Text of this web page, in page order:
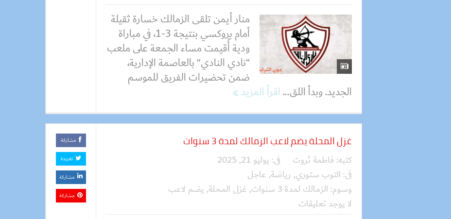
منار أيمن تلقى الزمالك خسارة ثقيلة
أمام بروكسي بنتيجة 3-1، في مباراة
ودية أُقيمت مساء الجمعة على ملعب
“نادي النادي” بالعاصمة الإدارية،
ضمن تحضيرات الفريق للموسم
الجديد. وبدأ اللق...اقرأ المزيد
غزل المحلة يضم لاعب الزمالك لمدة 3 سنوات
كتبه: فاطمة ثروت فى: يوليو 21, 2025
فى: التوب ستوري, رياضة, عاجل
وسوم: الزمالك لمدة 3 سنوات , غزل المحلة, يضم لاعب
لا يوجد تعليقات
مشاركة
تغريدة
مشاركة
مشاركة